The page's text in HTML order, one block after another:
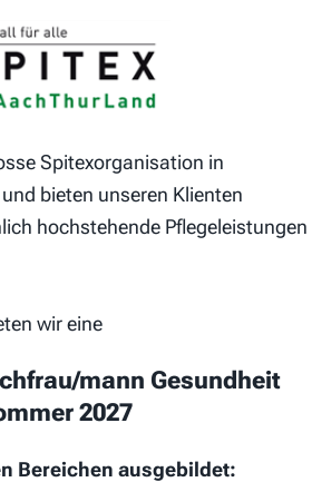
Spitexorganisation in
bieten unseren Klienten
hochstehende Pflegeleistungen
wir eine
mann Gesundheit
2027
Bereichen ausgebildet: